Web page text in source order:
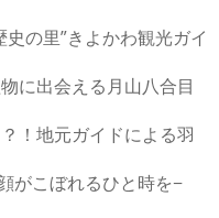
の里”きよかわ観光ガイ
に出会える月山八合目
！地元ガイドによる羽
がこぼれるひと時を−